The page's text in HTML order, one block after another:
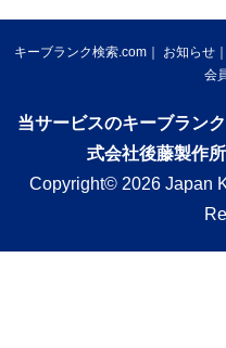
キーブランク検索.com お知らせ
会
当サービスのキーブラン
式会社後藤製作
Copyright© 2026 Japan